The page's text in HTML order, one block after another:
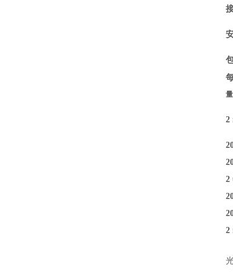
2
2
2